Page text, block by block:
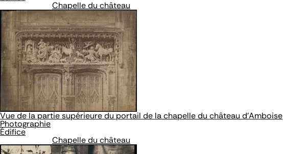
Chapelle du château
Vue de la partie supérieure du portail de la chapelle du château d'Amboise
Photographie
Édifice
Chapelle du château